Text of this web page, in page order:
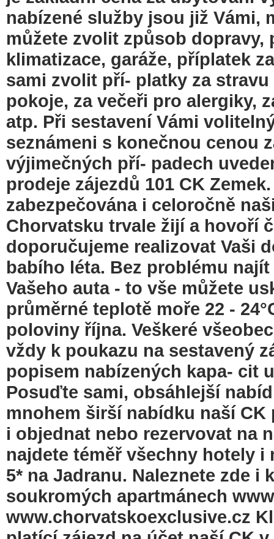
nabízené služby jsou již Vámi,
můžete zvolit způsob
klimatizace, garáže, příplatek
sami zvolit pří- platky za
pokoje, za večeři pro alergiky,
atp. Při sestavení Vámi
seznámeni s konečnou cenou
výjimečných pří- padech
prodeje zájezdů 101 CK
zabezpečována i celoročně
Chorvatsku trvale žijí a hovoří
doporučujeme realizovat Vaši
babího léta. Bez problému
Vašeho auta - to vše můžete
průměrné teplotě moře 22 -
poloviny října. Veškeré
vždy k poukazu na sestavený
popisem nabízených kapa- cit
Posuďte sami, obsáhlejší
mnohem širší nabídku naší
i objednat nebo rezervovat na
najdete téměř všechny hotely i
5* na Jadranu. Naleznete zde
soukromých apartmánech
www.chorvatskoexclusive.cz